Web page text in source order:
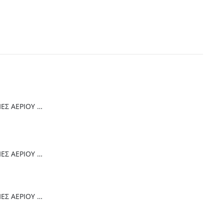
Thermogatz ΕΣΤΙΕΣ ΑΕΡΙΟΥ TGC 4236 GL
Thermogatz ΕΣΤΙΕΣ ΑΕΡΙΟΥ TGC 6014 IX
Thermogatz ΕΣΤΙΕΣ ΑΕΡΙΟΥ TGC 2460 GL